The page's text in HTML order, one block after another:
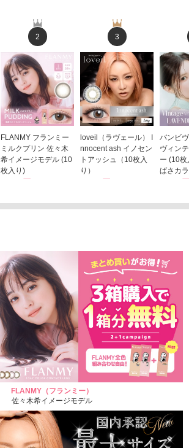
2
FLANMY フランミー
ミルクプリン 佐々木
希イメージモデル (10
枚入り)
3
loveil（ラヴェール） I
nnocent ash イノセン
トアッシュ（10枚入
り）
バンビ
ヴィン
ー (10
ばさカ
FLANMY（フランミー）
佐々木希イメージモデル